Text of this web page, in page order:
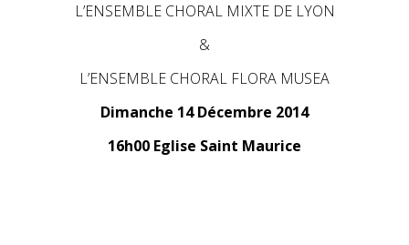
L’ENSEMBLE CHORAL MIXTE DE LYON
&
L’ENSEMBLE CHORAL FLORA MUSEA
Dimanche 14 Décembre 2014
16h00 Eglise Saint Maurice